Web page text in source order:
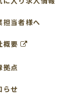
担当者様へ
概要
拠点
らせ